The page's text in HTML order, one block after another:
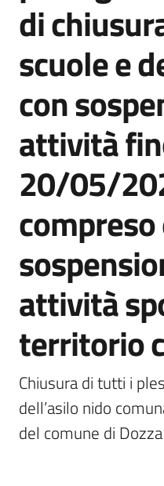
Dozza
Servizi
line
Tutti
argomenti
Seguici
su
di
scuole e
con
attività
20/05/
compreso
attività
territorio
Chiusura di tutti i
dell’asilo nido
del comune di Dozza